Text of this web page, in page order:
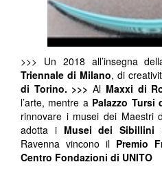
>>> Un 2018 all’insegna
Triennale di Milano, di
di Torino. >>>Al Maxxi di
l’arte, mentre a Palazzo Tursi
rinnovare i musei dei Maestri
adotta i Musei dei Sibillini
Ravenna vincono il Premio
Centro Fondazioni di UNITO